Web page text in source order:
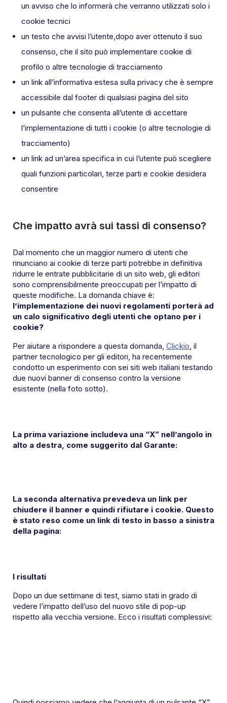
un avviso che lo informerà che verranno utilizzati solo i
cookie tecnici
un testo che avvisi l’utente,dopo aver ottenuto il suo
consenso, che il sito può implementare cookie di
profilo o altre tecnologie di tracciamento
un link all’informativa estesa sulla privacy che è sempre
accessibile dal footer di qualsiasi pagina del sito
un pulsante che consenta all’utente di accettare
l’implementazione di tutti i cookie (o altre tecnologie di
tracciamento)
un link ad un’area specifica in cui l’utente può scegliere
quali funzioni particolari, terze parti e cookie desidera
consentire
Che impatto avrà sui tassi di consenso?
Dal momento che un maggior numero di utenti che
rinunciano ai cookie di terze parti potrebbe in definitiva
ridurre le entrate pubblicitarie di un sito web, gli editori
sono comprensibilmente preoccupati per l’impatto di
queste modifiche. La domanda chiave è:
l’implementazione dei nuovi regolamenti porterà ad
un calo significativo degli utenti che optano per i
cookie?
Per aiutare a rispondere a questa domanda, Clickio, il
partner tecnologico per gli editori, ha recentemente
condotto un esperimento con sei siti web italiani testando
due nuovi banner di consenso contro la versione
esistente (nella foto sotto).
La prima variazione includeva una “X” nell’angolo in
alto a destra, come suggerito dal Garante:
La seconda alternativa prevedeva un link per
chiudere il banner e quindi rifiutare i cookie. Questo
è stato reso come un link di testo in basso a sinistra
della pagina:
I risultati
Dopo un due settimane di test, siamo stati in grado di
vedere l’impatto dell’uso del nuovo stile di pop-up
rispetto alla vecchia versione. Ecco i risultati complessivi: